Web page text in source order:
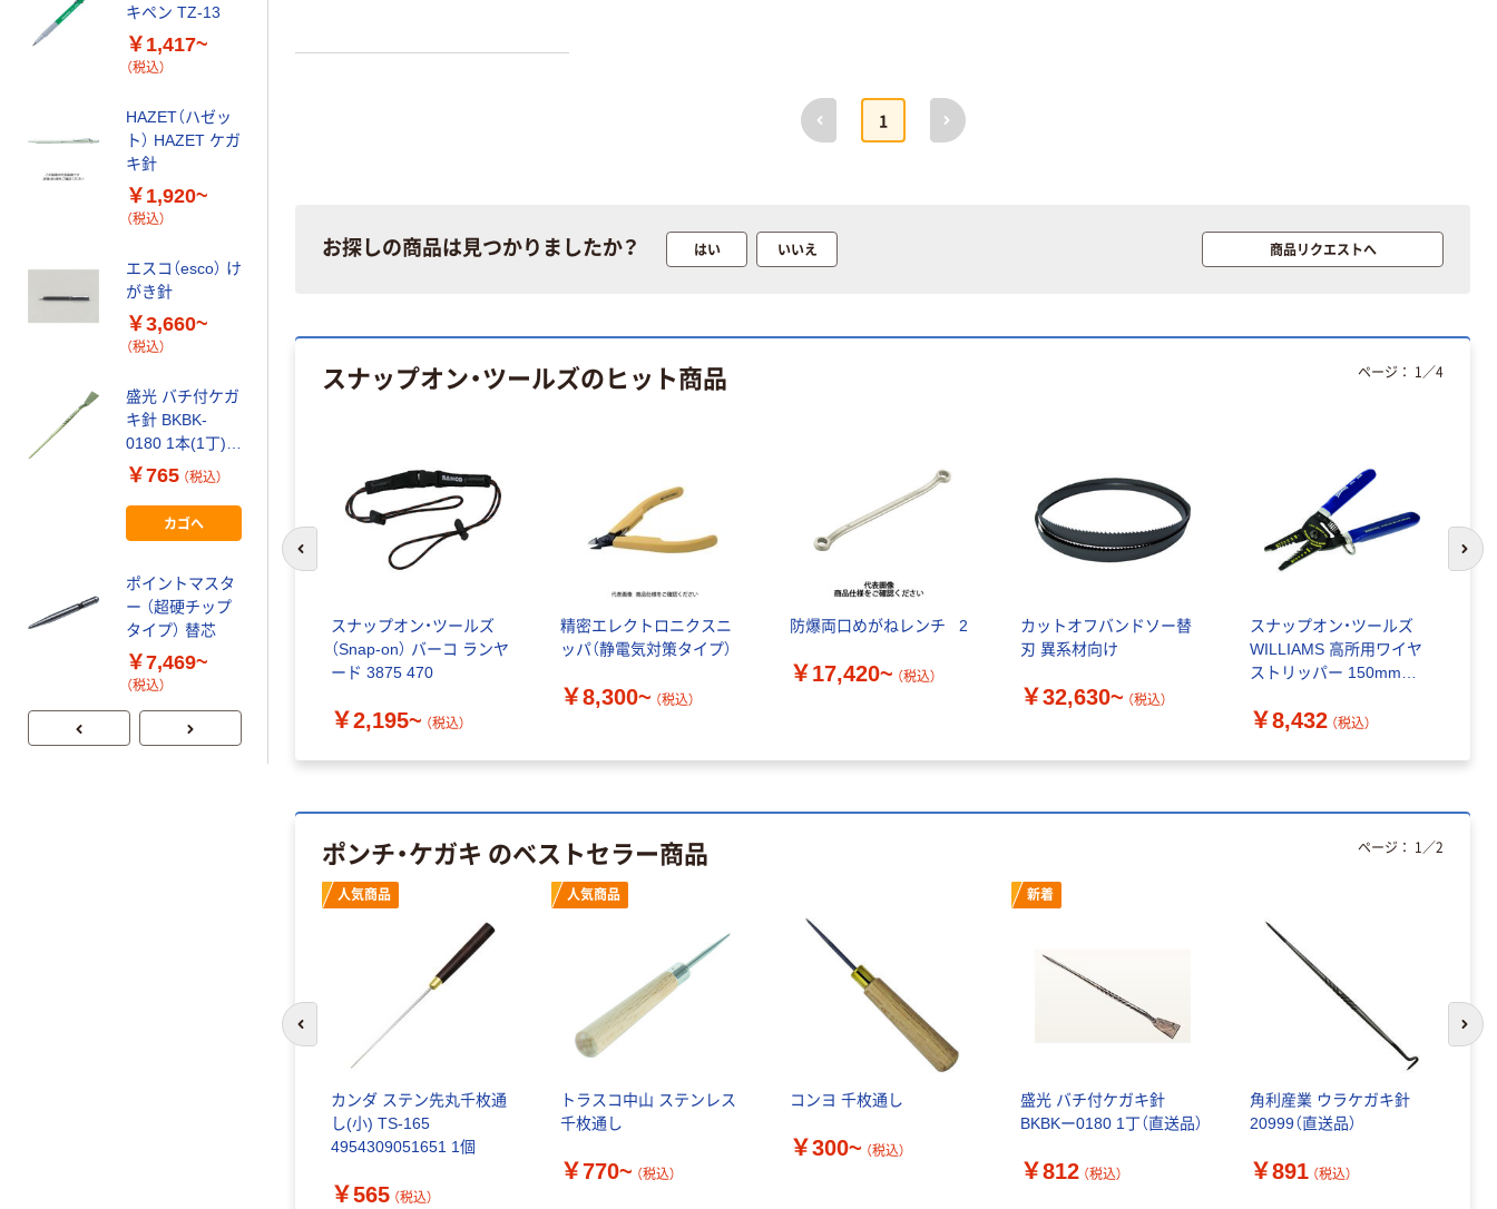
前へ
1
次へ
お探しの商品は見つかりましたか？ はい いいえ 商品リクエストへ
スナップオン・ツールズのヒット商品
スナップオン・ツールズ
（Snap-on） バーコ ランヤ
ード 3875 470
￥2,195~ （税込）
精密エレクトロニクスニ
ッパ（静電気対策タイプ）
￥8,300~ （税込）
防爆両口めがねレンチ _2
￥17,420~ （税込）
カットオフバンドソー替
刃 異系材向け
￥32,630~ （税込）
スナップオン・ツールズ
WILLIAMS 高所用ワイヤ
ストリッパー 150mm
2010（直送品）
￥8,432 （税込）
ページ： 1 ／4
前のスライドへ 次
ポンチ・ケガキ のベストセラー商品
人気商品
カンダ ステン先丸千枚通
し(小) TS-165
4954309051651 1個
￥565 （税込）
人気商品
トラスコ中山 ステンレス
千枚通し
￥770~ （税込）
コンヨ 千枚通し
￥300~ （税込）
新着
盛光 バチ付ケガキ針
BKBKー0180 1丁（直送品）
￥812 （税込）
角利産業 ウラケガキ針
20999（直送品）
￥891 （税込）
ページ： 1 ／2
前のスライドへ 次
キペン TZ-13
￥1,417~
（税込）
HAZET（ハゼッ
ト） HAZET ケガ
キ針
￥1,920~
（税込）
エスコ（esco） け
がき針
￥3,660~
（税込）
盛光 バチ付ケガ
キ針 BKBK-
0180 1本(1丁)
828-0646（直送
￥765 （税込）
カゴへ
ポイントマスタ
ー （超硬チップ
タイプ） 替芯
￥7,469~
（税込）
本 61-6419-
（税込）
￥775~ （税込）
esco（エスコ） ペ
ンシル型けがき
￥5,034~
（税込）
キ針 バチ型
20998
カゴへ
（税込）
新潟精機 ポケッ
（税込）
ップ付ペンシル
￥1,980 （税込）
ケガキ針（超硬
チップ付）
8824（直送品）
￥154~ （税込）
SC-PED
￥1,349~
エスコ（esco） け
828-0646（直送
品）
￥765
カゴへ
タイプ） 替芯
￥7,469~